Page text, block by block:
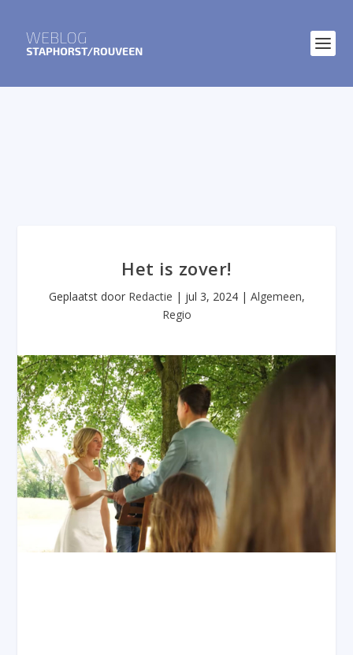
Het is zover!
Geplaatst door Redactie | jul 3, 2024| Algemeen,
Regio